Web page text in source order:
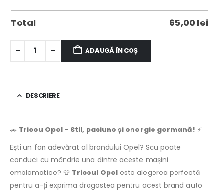
Total 65,00 lei
ADAUGĂ ÎN COȘ
DESCRIERE
🚗 Tricou Opel – Stil, pasiune și energie germană! ⚡
Ești un fan adevărat al brandului Opel? Sau poate
conduci cu mândrie una dintre aceste mașini
emblematice? 👕 Tricoul Opeleste alegerea perfectă
pentru a-ți exprima dragostea pentru acest brand auto